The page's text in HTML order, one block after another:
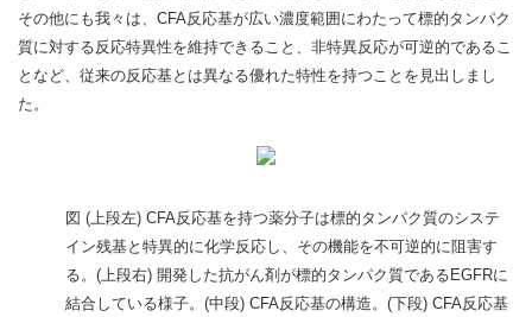
その他にも我々は、CFA反応基が広い濃度範囲にわたって標的タンパク
質に対する反応特異性を維持できること、非特異反応が可逆的であるこ
となど、従来の反応基とは異なる優れた特性を持つことを見出しまし
た。
図 (上段左) CFA反応基を持つ薬分子は標的タンパク質のシステ
イン残基と特異的に化学反応し、その機能を不可逆的に阻害す
る。(上段右) 開発した抗がん剤が標的タンパク質であるEGFRに
結合している様子。(中段) CFA反応基の構造。(下段) CFA反応基